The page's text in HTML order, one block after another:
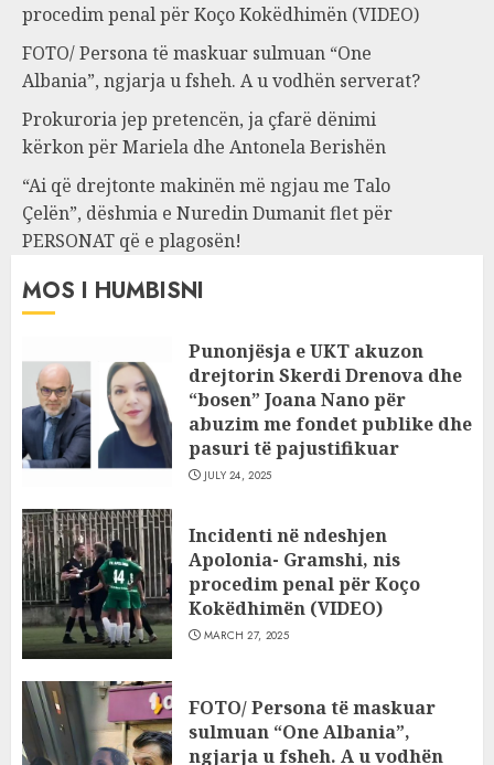
procedim penal për Koço Kokëdhimën (VIDEO)
FOTO/ Persona të maskuar sulmuan “One
Albania”, ngjarja u fsheh. A u vodhën serverat?
Prokuroria jep pretencën, ja çfarë dënimi
kërkon për Mariela dhe Antonela Berishën
“Ai që drejtonte makinën më ngjau me Talo
Çelën”, dëshmia e Nuredin Dumanit flet për
PERSONAT që e plagosën!
MOS I HUMBISNI
Punonjësja e UKT akuzon
drejtorin Skerdi Drenova dhe
“bosen” Joana Nano për
abuzim me fondet publike dhe
pasuri të pajustifikuar
JULY 24, 2025
Incidenti në ndeshjen
Apolonia- Gramshi, nis
procedim penal për Koço
Kokëdhimën (VIDEO)
MARCH 27, 2025
FOTO/ Persona të maskuar
sulmuan “One Albania”,
ngjarja u fsheh. A u vodhën